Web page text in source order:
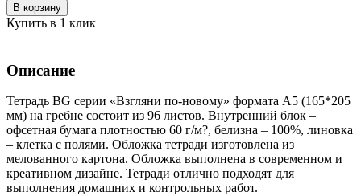
В корзину
Купить в 1 клик
Описание
Тетрадь BG серии «Взгляни по-новому» формата А5 (165*205
мм) на гребне состоит из 96 листов. Внутренний блок –
офсетная бумага плотностью 60 г/м?, белизна – 100%, линовка
– клетка с полями. Обложка тетради изготовлена из
мелованного картона. Обложка выполнена в современном и
креативном дизайне. Тетради отлично подходят для
выполнения домашних и контрольных работ.